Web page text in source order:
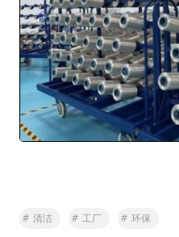
# 清洁 # 工厂 # 环保